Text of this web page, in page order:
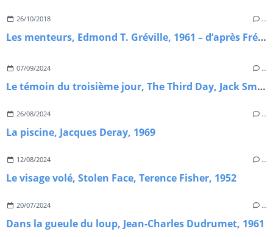
26/10/2018 …
Les menteurs, Edmond T. Gréville, 1961 – d’après Frédéric Dard.
07/09/2024 …
Le témoin du troisième jour, The Third Day, Jack Smight, 1965.
26/08/2024 …
La piscine, Jacques Deray, 1969
12/08/2024 …
Le visage volé, Stolen Face, Terence Fisher, 1952
20/07/2024 …
Dans la gueule du loup, Jean-Charles Dudrumet, 1961